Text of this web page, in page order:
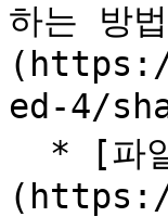
하는 방
ed-4/